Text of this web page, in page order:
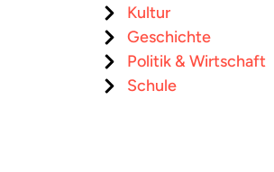
Kultur
Geschichte
Politik & Wirtschaft
Schule